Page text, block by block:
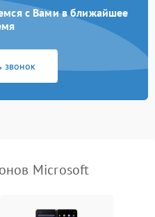
с Вами в ближайшее
звонок
Microsoft